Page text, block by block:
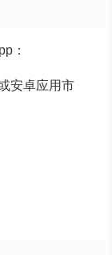
：
安卓应用市